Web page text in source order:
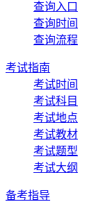
查询入口
查询时间
查询流程
考试指南
考试时间
考试科目
考试地点
考试教材
考试题型
考试大纲
备考指导